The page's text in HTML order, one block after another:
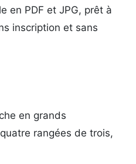
en PDF et JPG, prêt à
inscription et sans
en grands
rangées de trois,